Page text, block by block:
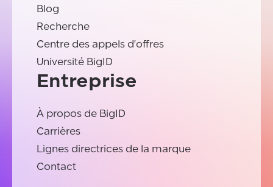
Blog
Recherche
Centre des appels d'offres
Université BigID
Entreprise
À propos de BigID
Carrières
Lignes directrices de la marque
Contact